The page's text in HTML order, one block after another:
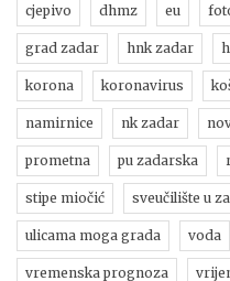
cjepivo dhmz eu
grad zadar hnk zadar
korona koronavirus
namirnice nk zadar
prometna pu zadarska
stipe miočić sveučilište u
ulicama moga grada voda
vremenska prognoza